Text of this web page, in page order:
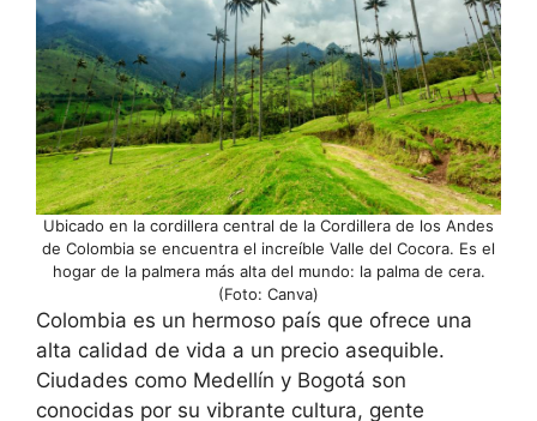
Ubicado en la cordillera central de la Cordillera de los Andes
de Colombia se encuentra el increíble Valle del Cocora. Es el
hogar de la palmera más alta del mundo: la palma de cera.
(Foto: Canva)
Colombia es un hermoso país que ofrece una
alta calidad de vida a un precio asequible.
Ciudades como Medellín y Bogotá son
conocidas por su vibrante cultura, gente